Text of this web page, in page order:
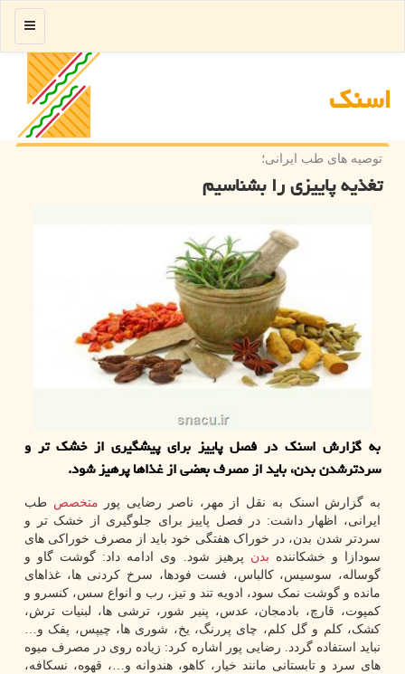
اسنك
منو
توصیه های طب ایرانی؛
تغذیه پاییزی را بشناسیم
به گزارش اسنك در فصل پاییز برای پیشگیری از خشك تر و
سردترشدن بدن، باید از مصرف بعضی از غذاها پرهیز شود.
به گزارش اسنک به نقل از مهر، ناصر رضایی پور متخصص طب
ایرانی، اظهار داشت: در فصل پاییز برای جلوگیری از خشک تر و
سردتر شدن بدن، در خوراک هفتگی خود باید از مصرف خوراکی های
سودازا و خشکاننده بدن پرهیز شود. وی ادامه داد: گوشت گاو و
گوساله، سوسیس، کالباس، فست فودها، سرخ کردنی ها، غذاهای
مانده و گوشت نمک سود، ادویه تند و تیز، رب و انواع سس، کنسرو و
کمپوت، قارچ، بادمجان، عدس، پنیر شور، ترشی ها، لبنیات ترش،
کشک، کلم و گل کلم، چای پررنگ، یخ، شوری ها، چیپس، پفک و…
نباید استفاده گردد. رضایی پور اشاره کرد: زیاده روی در مصرف میوه
های سرد و تابستانی مانند خیار، کاهو، هندوانه و…، قهوه، نسکافه،